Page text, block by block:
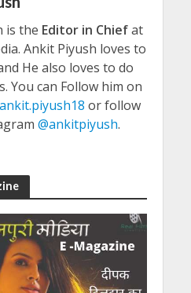
is the Editor in Chiefat
Ankit Piyush loves to
He also loves to do
You can Follow him on
or follow
@ankitpiyush.